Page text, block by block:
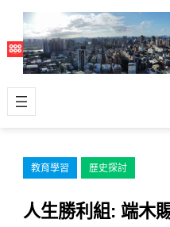
主
容
教育學習 歷史探討
人生勝利組: 端木